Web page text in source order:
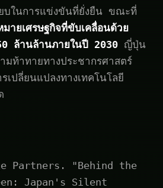
ยบในการแข่งขันที่ยั่งยืน ขณะที่
มายเศรษฐกิจที่ขับเคลื่อนด้วย
ล้านล้านภายในปี 2030 ญี่ปุ่น
มท้าทายทางประชากรศาสตร์
เปลี่ยนแปลงทางเทคโนโลยี
Partners. "Behind the
Japan's Silent